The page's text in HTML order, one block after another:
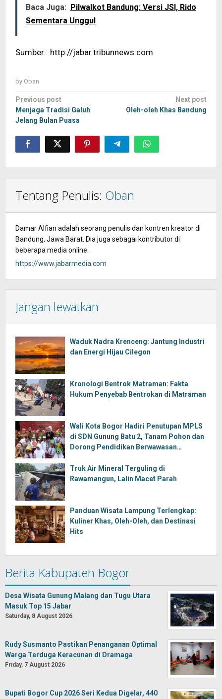
Baca Juga: Pilwalkot Bandung: Versi JSI, Rido
Sementara Unggul
Sumber : http://jabar.tribunnews.com
by Oban
Post
navigation
Previous post
Menjaga Tradisi Galuh
Jelang Bulan Puasa
Next post
Oleh-oleh Khas Bandung
Tentang Penulis: Oban
Damar Alfian adalah seorang penulis dan kontren kreator di
Bandung, Jawa Barat. Dia juga sebagai kontributor di
beberapa media online.
https://www.jabarmedia.com
Jangan lewatkan
Waduk Nadra Krenceng: Jantung Industri
dan Energi Hijau Cilegon
Kronologi Bentrok Matraman: Fakta
Hukum Penyebab Bentrokan di Matraman
Wali Kota Bogor Hadiri Penutupan MPLS
di SDN Gunung Batu 2, Tanam Pohon dan
Dorong Pendidikan Berwawasan
Truk Air Mineral Terguling di
Rawamangun, Lalin Macet Parah
Panduan Wisata Lampung Terlengkap:
Kuliner Khas, Oleh-Oleh, dan Destinasi
Hits
Berita Kabupaten Bogor
Desa Wisata Gunung Malang dan Tugu Utara
Masuk Top 15 Jabar
Saturday, 8 August 2026
Rudy Susmanto Pastikan Penanganan Optimal
Warga Terduga Keracunan di Dramaga
Friday, 7 August 2026
Bupati Bogor Cup 2026 Seri Kedua Digelar, 440